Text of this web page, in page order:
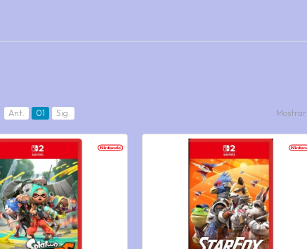
Ant. 01 Sig. Mostrar